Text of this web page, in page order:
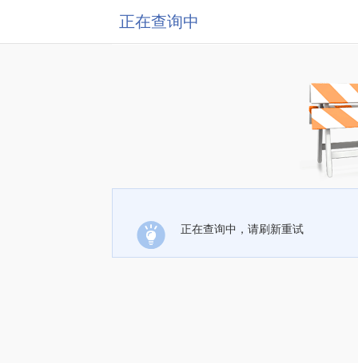
正在查询中
正在查询中，请刷新重试